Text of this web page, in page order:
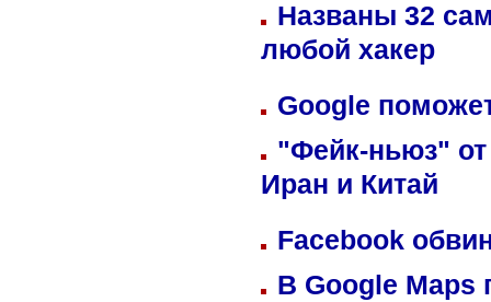
Названы 32
любой хакер
Google
"Фейк-ньюз" от
Иран и Китай
Facebook
В Google Maps